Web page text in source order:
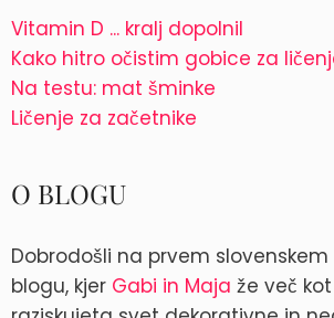
Vitamin D ... kralj dopolnil
Kako hitro očistim gobice za
Na testu: mat šminke
Ličenje za začetnike
O BLOGU
Dobrodošli na prvem
blogu, kjer Gabi in Maja že več